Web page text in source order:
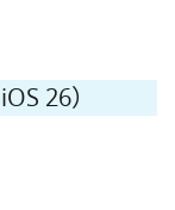
26）